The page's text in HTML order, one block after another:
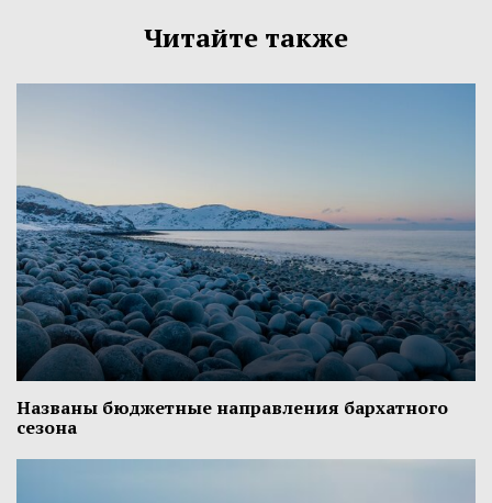
Читайте также
Названы бюджетные направления бархатного
сезона